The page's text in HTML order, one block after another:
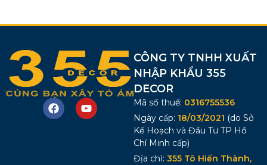
CÔNG TY TNHH XUẤT
NHẬP KHẨU 355
DECOR
Mã số thuế: 0316755536
Ngày cấp: 18/03/2021 (do Sở
Kế Hoạch và Đầu Tư TP Hồ
Chí Minh cấp)
Địa chỉ: 355 Tô Hiến Thành,